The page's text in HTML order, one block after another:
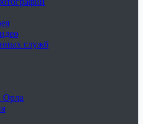
служб
Орла